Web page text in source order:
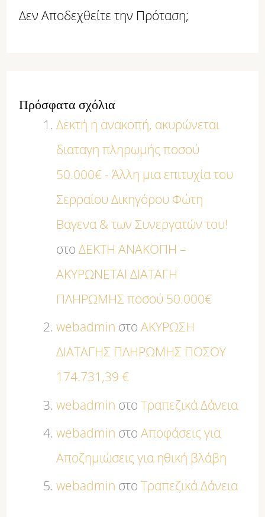
Δεν Αποδεχθείτε την Πρόταση;
Πρόσφατα σχόλια
Δεκτή η ανακοπή, ακυρώνεται
διαταγη πληρωμής ποσού
50.000€ - Άλλη μια επιτυχία του
Σερραίου Δικηγόρου Φώτη
Βαγενα & των Συνεργατών του!
στοΔΕΚΤΗ ΑΝΑΚΟΠΗ –
ΑΚΥΡΩΝΕΤΑΙ ΔΙΑΤΑΓΗ
ΠΛΗΡΩΜΗΣ ποσού 50.000€
webadmin στοΑΚΥΡΩΣΗ
ΔΙΑΤΑΓΗΣ ΠΛΗΡΩΜΗΣ ΠΟΣΟΥ
174.731,39 €
webadmin στοΤραπεζικά Δάνεια
webadmin στοΑποφάσεις για
Αποζημιώσεις για ηθική βλάβη
webadmin στοΤραπεζικά Δάνεια